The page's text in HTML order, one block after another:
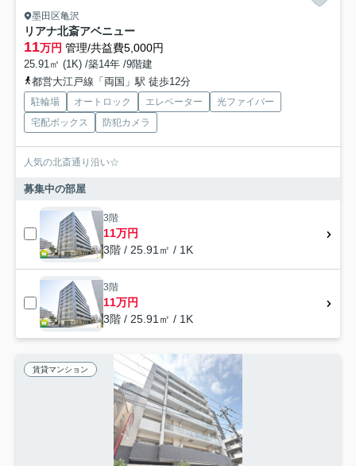
墨田区亀沢
リアナ北斎アベニュー
11万円 管理/共益費5,000円
25.91㎡ (1K) /築14年 /9階建
都営大江戸線「両国」駅 徒歩12分
駐輪場 オートロック エレベーター
光ファイバー
宅配ボックス
防犯カメラ
人気の北斎通り沿い☆
募集中の部屋
3階
11万円
3階 / 25.91㎡ / 1K
3階
11万円
3階 / 25.91㎡ / 1K
賃貸マンション